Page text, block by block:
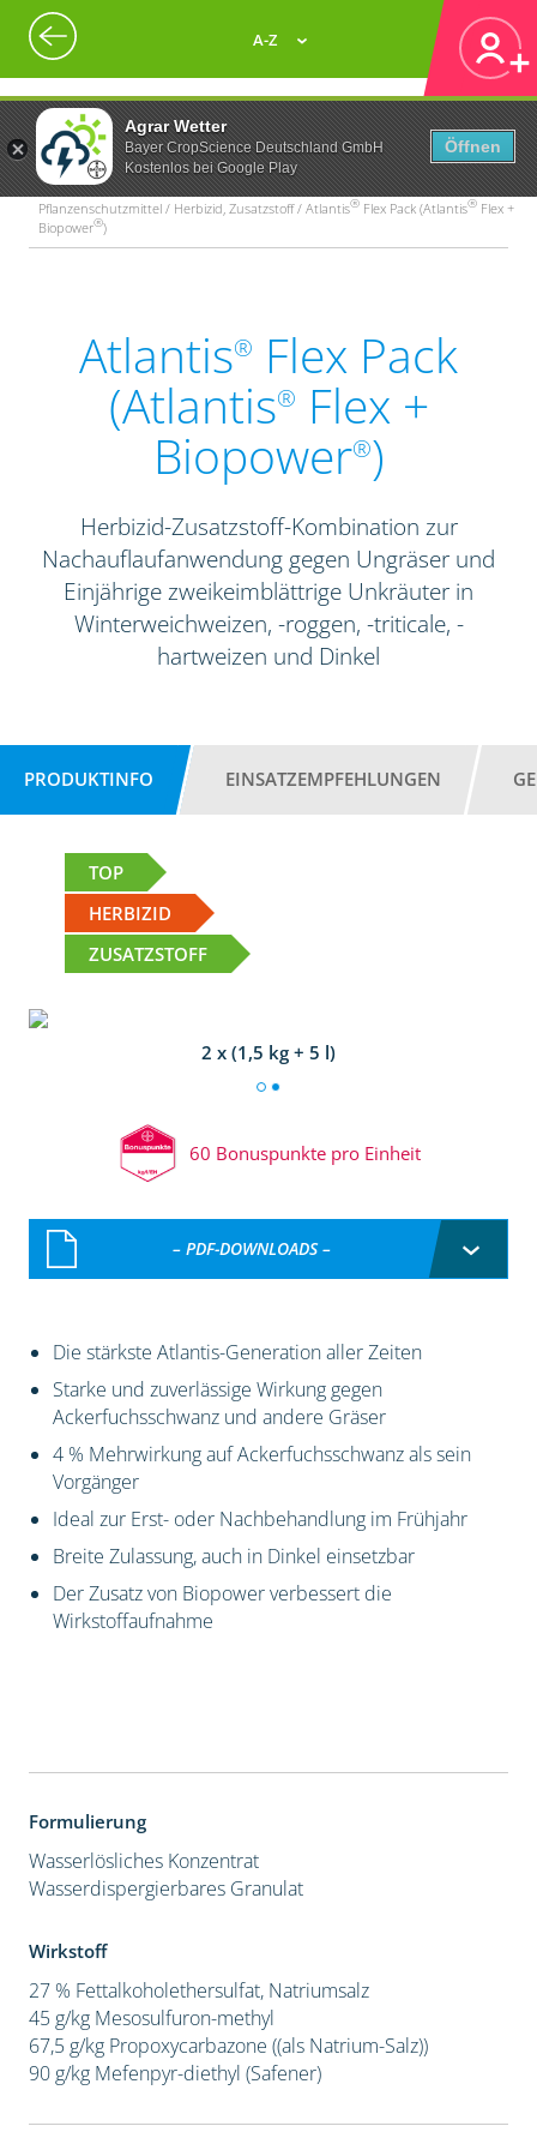
Agrar Wetter
Bayer CropScience Deutschland GmbH
Kostenlos bei Google Play
Öffnen
A-Z
Pflanzenschutzmittel / Herbizid, Zusatzstoff / Atlantis® Flex Pack (Atlantis® Flex +
Biopower®)
Atlantis® Flex Pack
(Atlantis® Flex +
Biopower®)
Herbizid-Zusatzstoff-Kombination zur
Nachauflaufanwendung gegen Ungräser und
Einjährige zweikeimblättrige Unkräuter in
Winterweichweizen, -roggen, -triticale, -
hartweizen und Dinkel
PRODUKTINFO EINSATZEMPFEHLUNGEN
TOP
HERBIZID
ZUSATZSTOFF
2 x (1,5 kg + 5 l)
60 Bonuspunkte pro Einheit
– PDF-DOWNLOADS –
Die stärkste Atlantis-Generation aller Zeiten
Starke und zuverlässige Wirkung gegen
Ackerfuchsschwanz und andere Gräser
4 % Mehrwirkung auf Ackerfuchsschwanz als sein
Vorgänger
Ideal zur Erst- oder Nachbehandlung im Frühjahr
Breite Zulassung, auch in Dinkel einsetzbar
Der Zusatz von Biopower verbessert die
Wirkstoffaufnahme
Formulierung
Wasserlösliches Konzentrat
Wasserdispergierbares Granulat
Wirkstoff
27 % Fettalkoholethersulfat, Natriumsalz
45 g/kg Mesosulfuron-methyl
67,5 g/kg Propoxycarbazone ((als Natrium-Salz))
90 g/kg Mefenpyr-diethyl (Safener)